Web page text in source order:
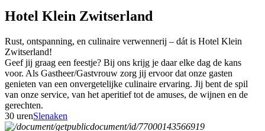
Hotel Klein Zwitserland
Rust, ontspanning, en culinaire verwennerij – dát is Hotel Klein
Zwitserland!
Geef jij graag een feestje? Bij ons krijg je daar elke dag de kans
voor. Als Gastheer/Gastvrouw zorg jij ervoor dat onze gasten
genieten van een onvergetelijke culinaire ervaring. Jij bent de spil
van onze service, van het aperitief tot de amuses, de wijnen en de
gerechten.
30 urenSlenaken